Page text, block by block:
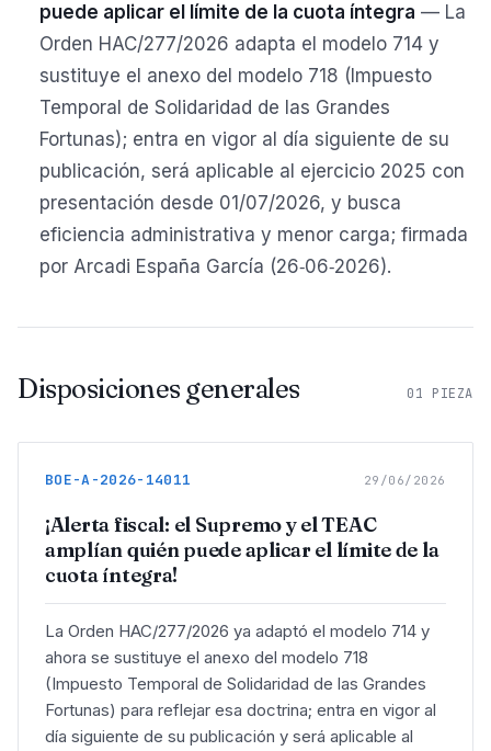
puede aplicar el límite de la cuota íntegra — La
Orden HAC/277/2026 adapta el modelo 714 y
sustituye el anexo del modelo 718 (Impuesto
Temporal de Solidaridad de las Grandes
Fortunas); entra en vigor al día siguiente de su
publicación, será aplicable al ejercicio 2025 con
presentación desde 01/07/2026, y busca
eficiencia administrativa y menor carga; firmada
por Arcadi España García (26‑06‑2026).
Disposiciones generales 01 PIEZA
BOE-A-2026-14011 29/06/2026
¡Alerta fiscal: el Supremo y el TEAC
amplían quién puede aplicar el límite de la
cuota íntegra!
La Orden HAC/277/2026 ya adaptó el modelo 714 y
ahora se sustituye el anexo del modelo 718
(Impuesto Temporal de Solidaridad de las Grandes
Fortunas) para reflejar esa doctrina; entra en vigor al
día siguiente de su publicación y será aplicable al